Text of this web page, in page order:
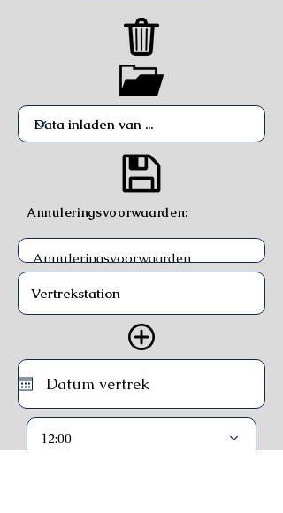
Annuleringsvoorwaarden:
12:00